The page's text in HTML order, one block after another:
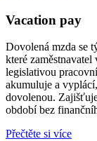
Vacation pay
Dovolená mzda se
které
legislativou
akumuluje a
dovolenou.
období bez
Přečtěte si více